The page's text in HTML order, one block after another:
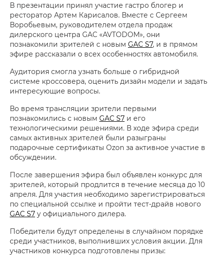
В презентации принял участие гастро блогер и
ресторатор Артем Карисалов. Вместе с Сергеем
Воробьевым, руководителем отдела продаж
дилерского центра GAC «AVTODOM», они
познакомили зрителей с новым GAC S7, и в прямом
эфире рассказали о всех особенностях автомобиля.
Аудитория смогла узнать больше о гибридной
системе кроссовера, оценить дизайн модели и задать
интересующие вопросы.
Во время трансляции зрители первыми
познакомились с новым GAC S7 и его
технологическими решениями. В ходе эфира среди
самых активных зрителей были разыграны
подарочные сертификаты Ozon за активное участие в
обсуждении.
После завершения эфира был объявлен конкурс для
зрителей, который продлится в течение месяца до 10
апреля. Для участия необходимо зарегистрироваться
по специальной ссылке и пройти тест-драйв нового
GAC S7 у официального дилера.
Победители будут определены в случайном порядке
среди участников, выполнивших условия акции. Для
участников конкурса подготовлены призы: